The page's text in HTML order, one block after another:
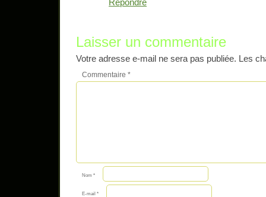
Répondre
Laisser un commentaire
Votre adresse e-mail ne sera pas publiée. Les
Commentaire *
Nom *
E-mail *